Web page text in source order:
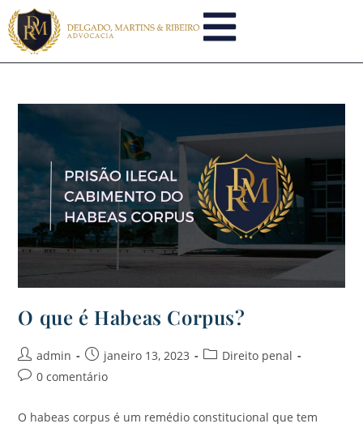
O que é Habeas Corpus?
admin janeiro 13, 2023
Direito penal
0 comentário
O habeas corpus é um remédio constitucional que tem